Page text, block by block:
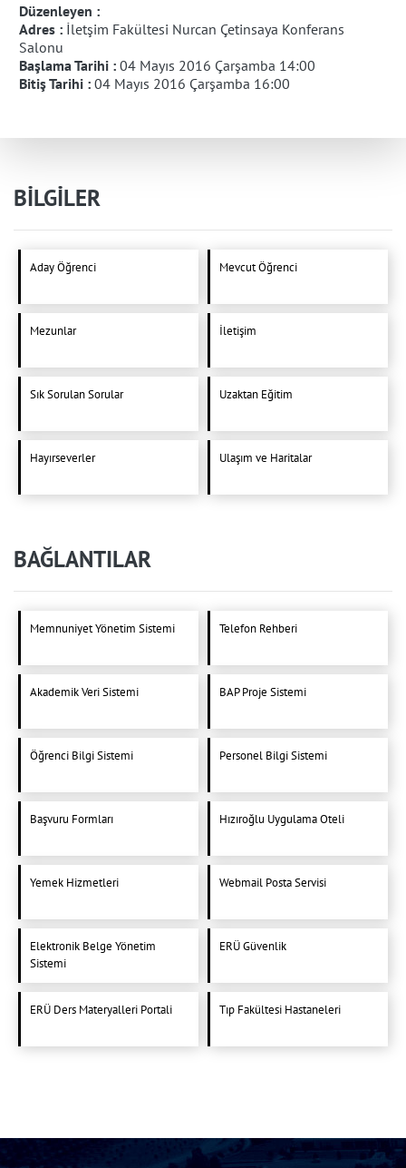
Düzenleyen :
Adres : İletşim Fakültesi Nurcan Çetinsaya Konferans
Salonu
Başlama Tarihi : 04 Mayıs 2016 Çarşamba 14:00
Bitiş Tarihi : 04 Mayıs 2016 Çarşamba 16:00
BİLGİLER
Aday Öğrenci Mevcut Öğrenci
Mezunlar İletişim
Sık Sorulan Sorular Uzaktan Eğitim
Hayırseverler Ulaşım ve Haritalar
BAĞLANTILAR
Memnuniyet Yönetim Sistemi Telefon Rehberi
Akademik Veri Sistemi BAP Proje Sistemi
Öğrenci Bilgi Sistemi Personel Bilgi Sistemi
Başvuru Formları Hızıroğlu Uygulama Oteli
Yemek Hizmetleri Webmail Posta Servisi
Elektronik Belge Yönetim
Sistemi
ERÜ Güvenlik
ERÜ Ders Materyalleri Portali Tıp Fakültesi Hastaneleri